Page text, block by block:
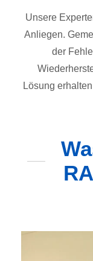
Unsere
Anliegen.
der
Lösung